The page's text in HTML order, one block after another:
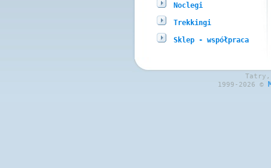
Noclegi
Trekkingi
Sklep - współpraca
Tatry,
1999-2026 ©